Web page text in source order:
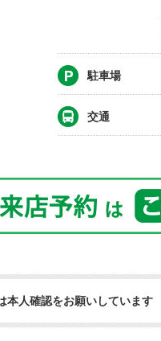
駐車場
交通
本人確認をお願いしています